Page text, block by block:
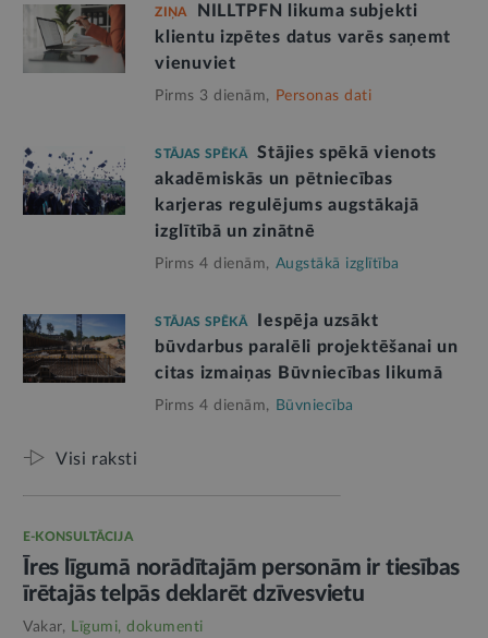
ZIŅA
NILLTPFN likuma subjekti
klientu izpētes datus varēs saņemt
vienuviet
Pirms 3 dienām, Personas dati
STĀJAS SPĒKĀ
Stājies spēkā vienots
akadēmiskās un pētniecības
karjeras regulējums augstākajā
izglītībā un zinātnē
Pirms 4 dienām, Augstākā izglītība
STĀJAS SPĒKĀ
Iespēja uzsākt
būvdarbus paralēli projektēšanai un
citas izmaiņas Būvniecības likumā
Pirms 4 dienām, Būvniecība
Visi raksti
E-KONSULTĀCIJA
Īres līgumā norādītajām personām ir tiesības
īrētajās telpās deklarēt dzīvesvietu
Vakar, Līgumi, dokumenti